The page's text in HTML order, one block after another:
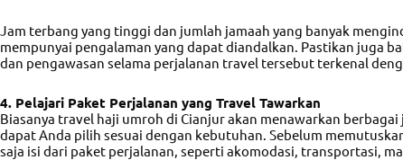
Jam terbang yang tinggi dan jumlah jamaah yang banyak
mempunyai pengalaman yang dapat diandalkan. Pastikan juga
dan pengawasan selama perjalanan travel tersebut terkenal
4. Pelajari Paket Perjalanan yang Travel Tawarkan
Biasanya travel haji umroh di Cianjurakan menawarkan
dapat Anda pilih sesuai dengan kebutuhan. Sebelum
saja isi dari paket perjalanan, seperti akomodasi, transportasi,